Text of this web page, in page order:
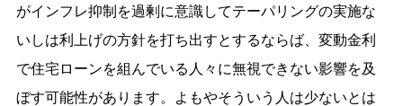
がインフレ抑制を過剰に意識してテーパリングの実施な
いしは利上げの方針を打ち出すとするならば、変動金利
で住宅ローンを組んでいる人々に無視できない影響を及
ぼす可能性があります。よもやそういう人は少ないとは